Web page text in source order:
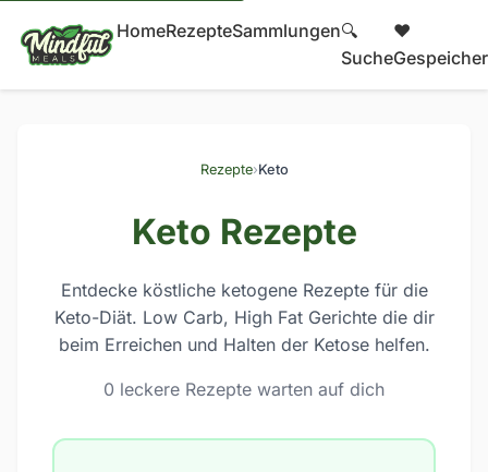
HomeRezepteSammlungen🔍
Suche
❤️
Rezepte›Keto
Keto Rezepte
Entdecke köstliche ketogene Rezepte für die
Keto-Diät. Low Carb, High Fat Gerichte die dir
beim Erreichen und Halten der Ketose helfen.
0 leckere Rezepte warten auf dich